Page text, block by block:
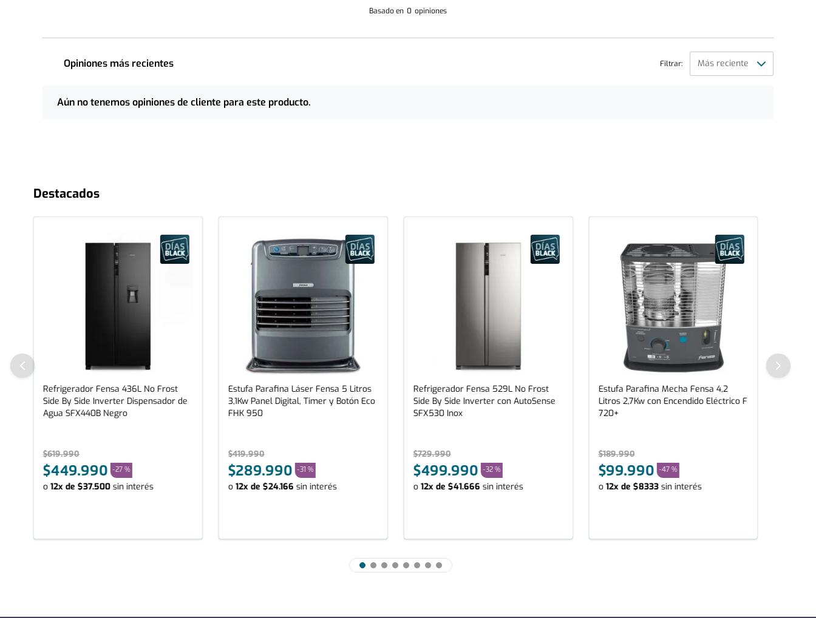
Basado en 0 opiniones
Opiniones más recientes Filtrar:
Aún no tenemos opiniones de cliente para este producto.
Destacados
Refrigerador Fensa 436L No Frost
Side By Side Inverter Dispensador de
Agua SFX440B Negro
$619.990
$449.990 -27 %
o 12x de $37.500 sin interés
Estufa Parafina Láser Fensa 5 Litros
3,1Kw Panel Digital, Timer y Botón Eco
FHK 950
$419.990
$289.990 -31 %
o 12x de $24.166 sin interés
Refrigerador Fensa 529L No Frost
Side By Side Inverter con AutoSense
SFX530 Inox
$729.990
$499.990 -32 %
o 12x de $41.666 sin interés
Estufa Parafina Mecha Fensa 4,2
Litros 2,7Kw con Encendido Eléctrico F
720+
$189.990
$99.990 -47 %
o 12x de $8333 sin interés